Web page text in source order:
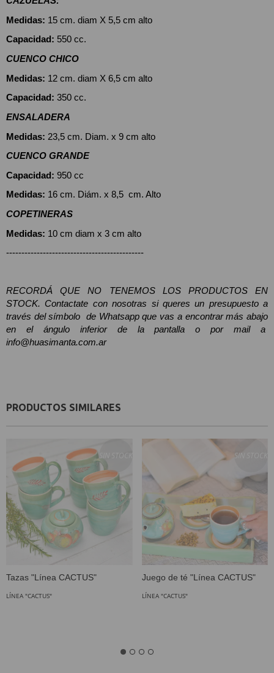
Medidas: 15 cm. diam X 5,5 cm alto
Capacidad: 550 cc.
CUENCO CHICO
Medidas: 12 cm. diam X 6,5 cm alto
Capacidad: 350 cc.
ENSALADERA
Medidas: 23,5 cm. Diam. x 9 cm alto
CUENCO GRANDE
Capacidad: 950 cc
Medidas: 16 cm. Diám. x 8,5  cm. Alto
COPETINERAS
Medidas: 10 cm diam x 3 cm alto
---------------------------------------------
RECORDÁ QUE NO TENEMOS LOS PRODUCTOS EN
STOCK. Contactate con nosotras si queres un presupuesto a
través del símbolo  de Whatsapp que vas a encontrar más abajo
info@huasimanta.com.ar
PRODUCTOS SIMILARES
SIN STOCK
Tazas "Línea CACTUS"
LÍNEA "CACTUS"
SIN STOCK
Juego de té "Línea CACTUS"
LÍNEA "CACTUS"